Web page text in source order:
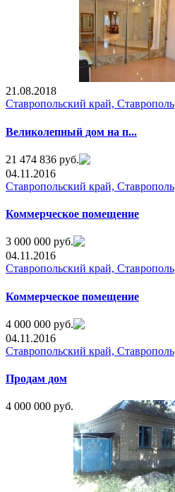
21.08.2018
Ставропольский край, Ставрополь
Великолепный дом на п...
21 474 836 руб.
04.11.2016
Ставропольский край, Ставрополь
Коммерческое помещение
3 000 000 руб.
04.11.2016
Ставропольский край, Ставрополь
Коммерческое помещение
4 000 000 руб.
04.11.2016
Ставропольский край, Ставрополь
Продам дом
4 000 000 руб.